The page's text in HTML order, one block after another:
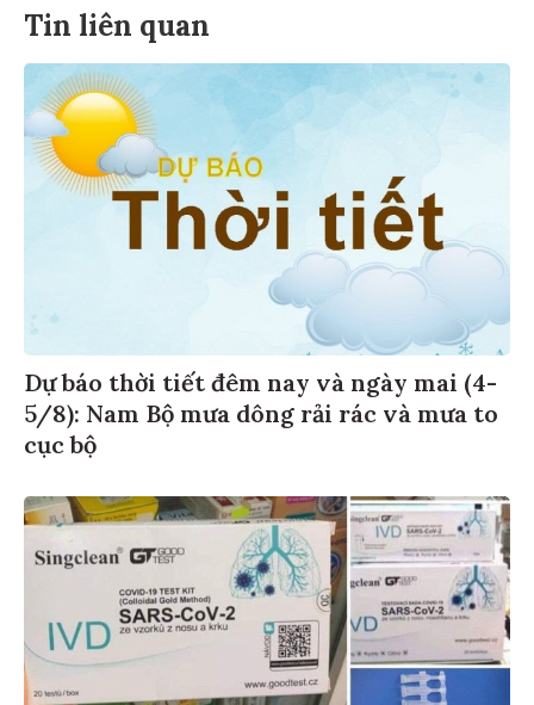
Tin liên quan
Dự báo thời tiết đêm nay và ngày mai (4-
5/8): Nam Bộ mưa dông rải rác và mưa to
cục bộ